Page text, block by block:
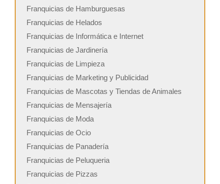
Franquicias de Hamburguesas
Franquicias de Helados
Franquicias de Informática e Internet
Franquicias de Jardinería
Franquicias de Limpieza
Franquicias de Marketing y Publicidad
Franquicias de Mascotas y Tiendas de Animales
Franquicias de Mensajería
Franquicias de Moda
Franquicias de Ocio
Franquicias de Panadería
Franquicias de Peluqueria
Franquicias de Pizzas